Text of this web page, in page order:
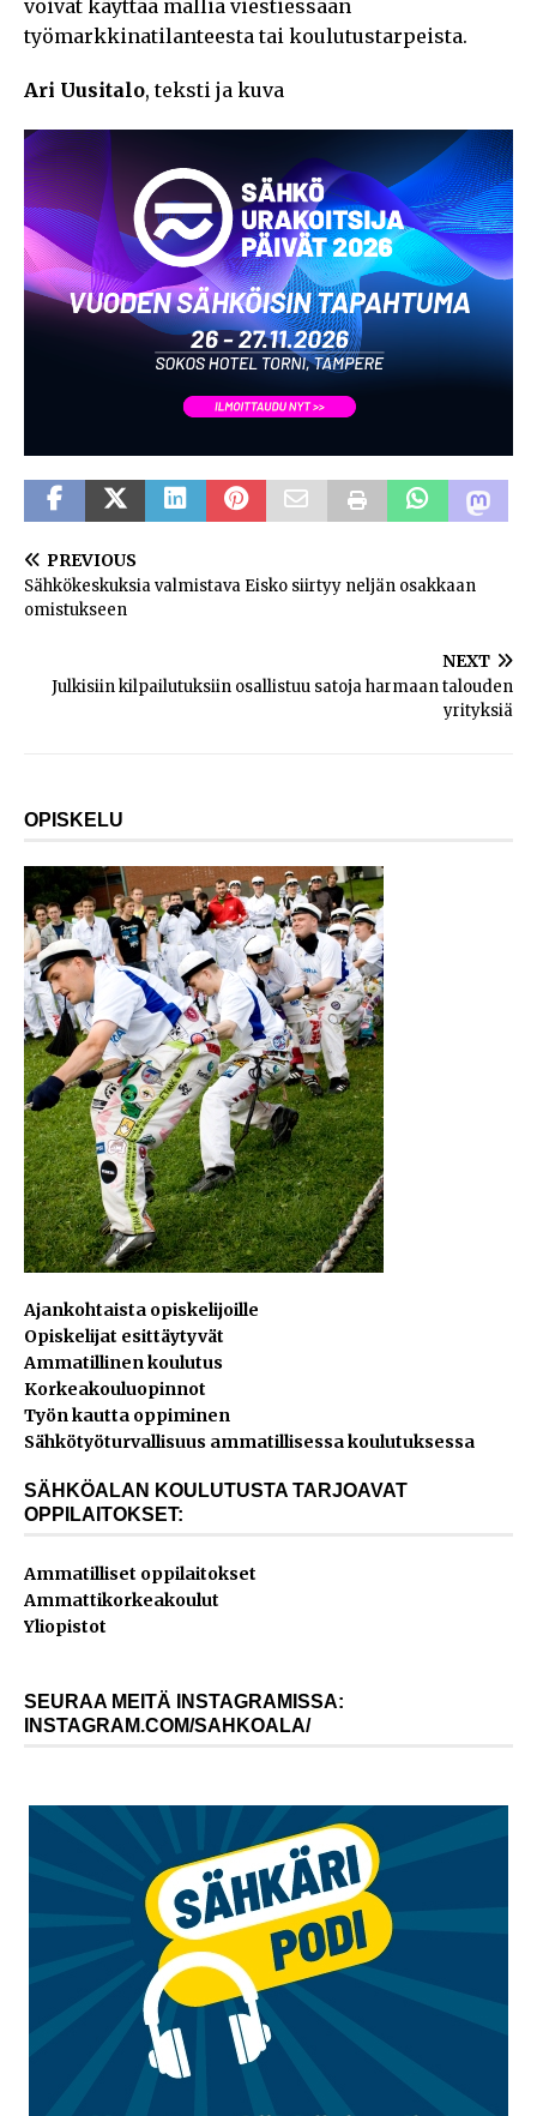
voivat käyttää mallia viestiessään
työmarkkinatilanteesta tai koulutustarpeista.
Ari Uusitalo, teksti ja kuva
PREVIOUS
Sähkökeskuksia valmistava Eisko siirtyy neljän osakkaan
omistukseen
NEXT
Julkisiin kilpailutuksiin osallistuu satoja harmaan talouden
yrityksiä
OPISKELU
Ajankohtaista opiskelijoille
Opiskelijat esittäytyvät
Ammatillinen koulutus
Korkeakouluopinnot
Työn kautta oppiminen
Sähkötyöturvallisuus ammatillisessa koulutuksessa
SÄHKÖALAN KOULUTUSTA TARJOAVAT
OPPILAITOKSET:
Ammatilliset oppilaitokset
Ammattikorkeakoulut
Yliopistot
SEURAA MEITÄ INSTAGRAMISSA:
INSTAGRAM.COM/SAHKOALA/